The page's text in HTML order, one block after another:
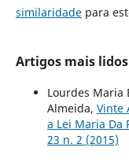
similaridadepara
Artigos mais
Lourdes Maria
Almeida, Vinte
a Lei Maria Da
23 n. 2 (2015)